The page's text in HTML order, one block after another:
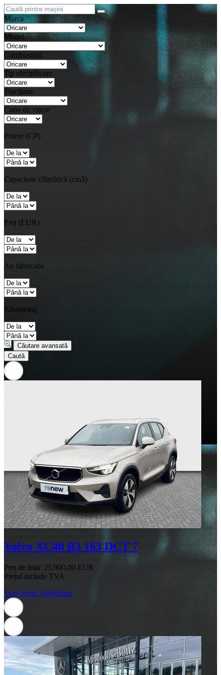
Marca
Model
Combustibil
Tip electrificare
Tracțiune
Cutie de viteze
Putere (CP)
Capacitate cilindrică (cm3)
Preț (EUR)
An fabricație
Kilometraj
Volvo XC40 B3 163 DCT 7
Preț de listă: 25.900,00 EUR
Prețul include TVA
Vezi oferta săptămânii